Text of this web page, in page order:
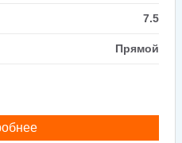
7.5
Прямой